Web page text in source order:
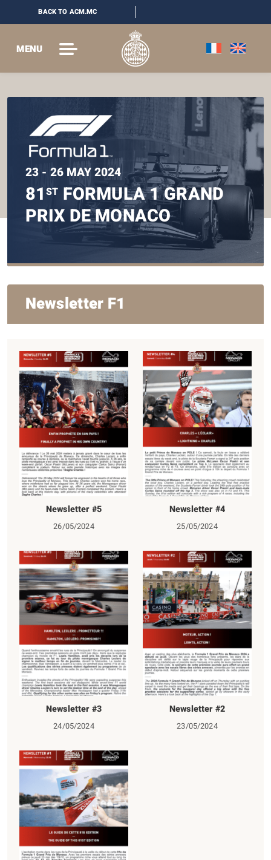
BACK TO ACM.MC
MENU
23 - 26 MAY 2024
81ST FORMULA 1 GRAND
PRIX DE MONACO
Newsletter F1
Newsletter #5
26/05/2024
Newsletter #4
25/05/2024
Newsletter #3
24/05/2024
Newsletter #2
23/05/2024